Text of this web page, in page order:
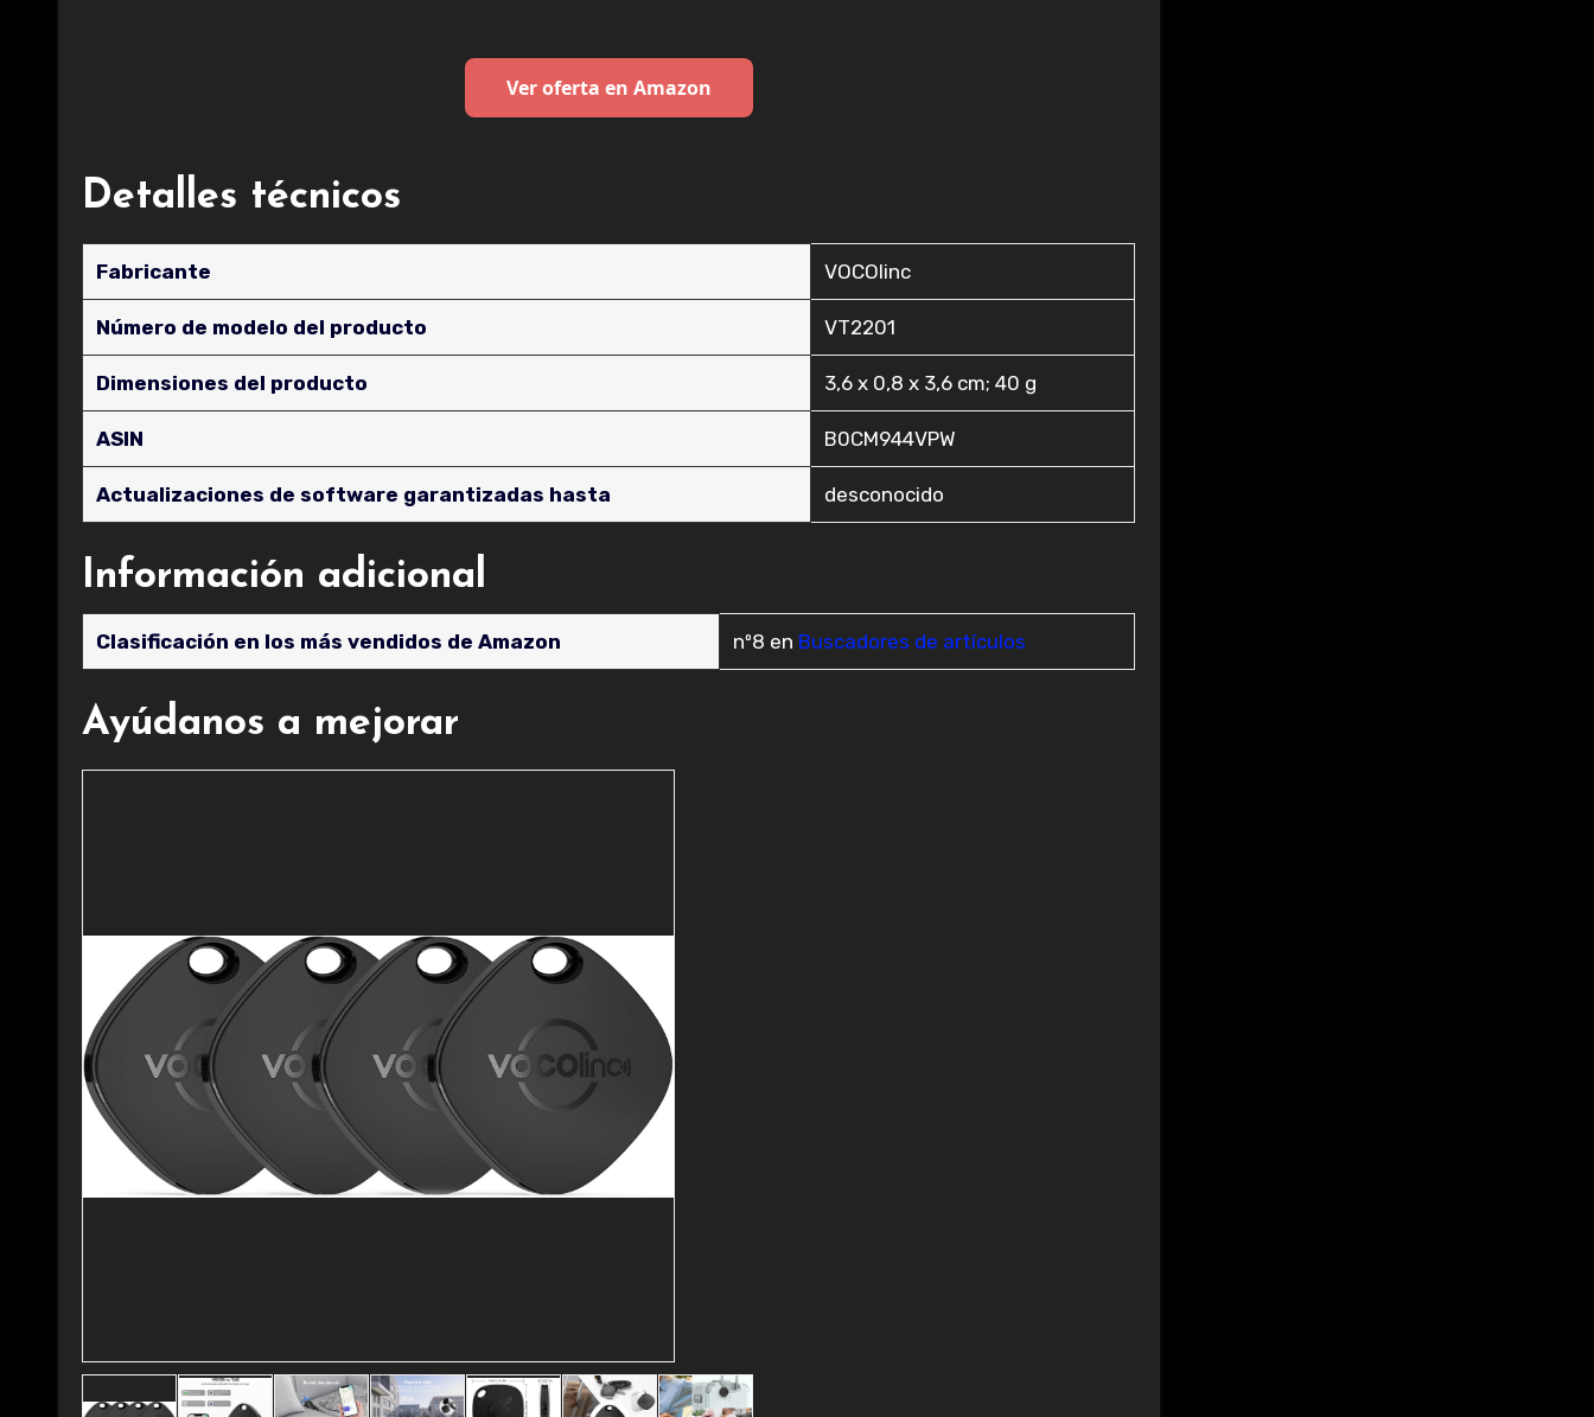
Ver oferta en Amazon
Detalles técnicos
Fabricante ‎VOCOlinc
Número de modelo del producto ‎VT2201
Dimensiones del producto ‎3,6 x 0,8 x 3,6 cm; 40 g
ASIN ‎B0CM944VPW
Actualizaciones de software garantizadas hasta ‎desconocido
Información adicional
Clasificación en los más vendidos de Amazon nº8 en Buscadores de artículos
Ayúdanos a mejorar